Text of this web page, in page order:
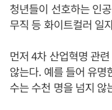
청년들이 선호하는 인
무직 등 화이트컬러 일
먼저 4차 산업혁명 관
않는다. 예를 들어 유명
수는 수천 명을 넘지 않